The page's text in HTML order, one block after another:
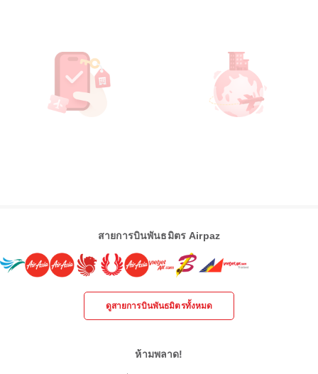
สายการบินพันธมิตร Airpaz
ดูสายการบินพันธมิตรทั้งหมด
ห้ามพลาด!